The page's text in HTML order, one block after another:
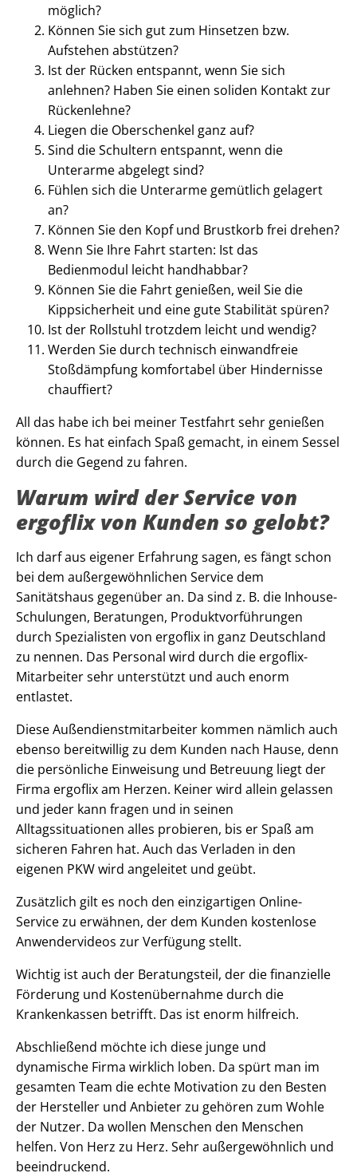
möglich?
Können Sie sich gut zum Hinsetzen bzw.
Aufstehen abstützen?
Ist der Rücken entspannt, wenn Sie sich
anlehnen? Haben Sie einen soliden Kontakt zur
Rückenlehne?
Liegen die Oberschenkel ganz auf?
Sind die Schultern entspannt, wenn die
Unterarme abgelegt sind?
Fühlen sich die Unterarme gemütlich gelagert
an?
Können Sie den Kopf und Brustkorb frei drehen?
Wenn Sie Ihre Fahrt starten: Ist das
Bedienmodul leicht handhabbar?
Können Sie die Fahrt genießen, weil Sie die
Kippsicherheit und eine gute Stabilität spüren?
Ist der Rollstuhl trotzdem leicht und wendig?
Werden Sie durch technisch einwandfreie
Stoßdämpfung komfortabel über Hindernisse
chauffiert?
All das habe ich bei meiner Testfahrt sehr genießen
können. Es hat einfach Spaß gemacht, in einem Sessel
durch die Gegend zu fahren.
Warum wird der Service von
ergoflix von Kunden so gelobt?
Ich darf aus eigener Erfahrung sagen, es fängt schon
bei dem außergewöhnlichen Service dem
Sanitätshaus gegenüber an. Da sind z. B. die Inhouse-
Schulungen, Beratungen, Produktvorführungen
durch Spezialisten von ergoflix in ganz Deutschland
zu nennen. Das Personal wird durch die ergoflix-
Mitarbeiter sehr unterstützt und auch enorm
entlastet.
Diese Außendienstmitarbeiter kommen nämlich auch
ebenso bereitwillig zu dem Kunden nach Hause, denn
die persönliche Einweisung und Betreuung liegt der
Firma ergoflix am Herzen. Keiner wird allein gelassen
und jeder kann fragen und in seinen
Alltagssituationen alles probieren, bis er Spaß am
sicheren Fahren hat. Auch das Verladen in den
eigenen PKW wird angeleitet und geübt.
Zusätzlich gilt es noch den einzigartigen Online-
Service zu erwähnen, der dem Kunden kostenlose
Anwendervideos zur Verfügung stellt.
Wichtig ist auch der Beratungsteil, der die finanzielle
Förderung und Kostenübernahme durch die
Krankenkassen betrifft. Das ist enorm hilfreich.
Abschließend möchte ich diese junge und
dynamische Firma wirklich loben. Da spürt man im
gesamten Team die echte Motivation zu den Besten
der Hersteller und Anbieter zu gehören zum Wohle
der Nutzer. Da wollen Menschen den Menschen
helfen. Von Herz zu Herz. Sehr außergewöhnlich und
beeindruckend.